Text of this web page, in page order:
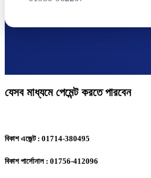
যেসব মাধ্যমে পেমেন্ট করতে পারবেন
বিকাশ এজেন্ট : 01714-380495
বিকাশ পার্সোনাল : 01756-412096